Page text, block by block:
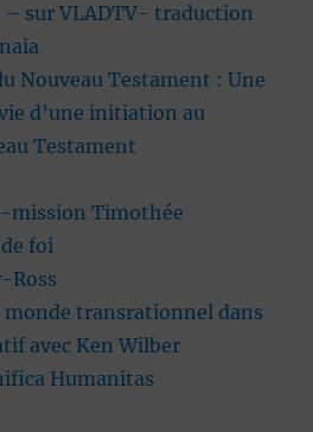
– sur VLADTV- traduction
Nouveau Testament : Une
d’une initiation au
Testament
mission Timothée
foi
Ross
monde transrationnel dans
avec Ken Wilber
Humanitas